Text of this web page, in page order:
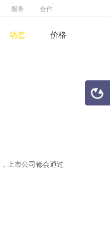
服务 合作
动态 价格
上市公司都会通过